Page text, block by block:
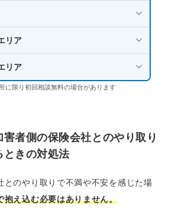
リア
リア
に限り初回相談無料の場合があります
者側の保険会社とのやり取り
ときの対処法
とのやり取りで不満や不安を感じた場
抱え込む必要はありません。